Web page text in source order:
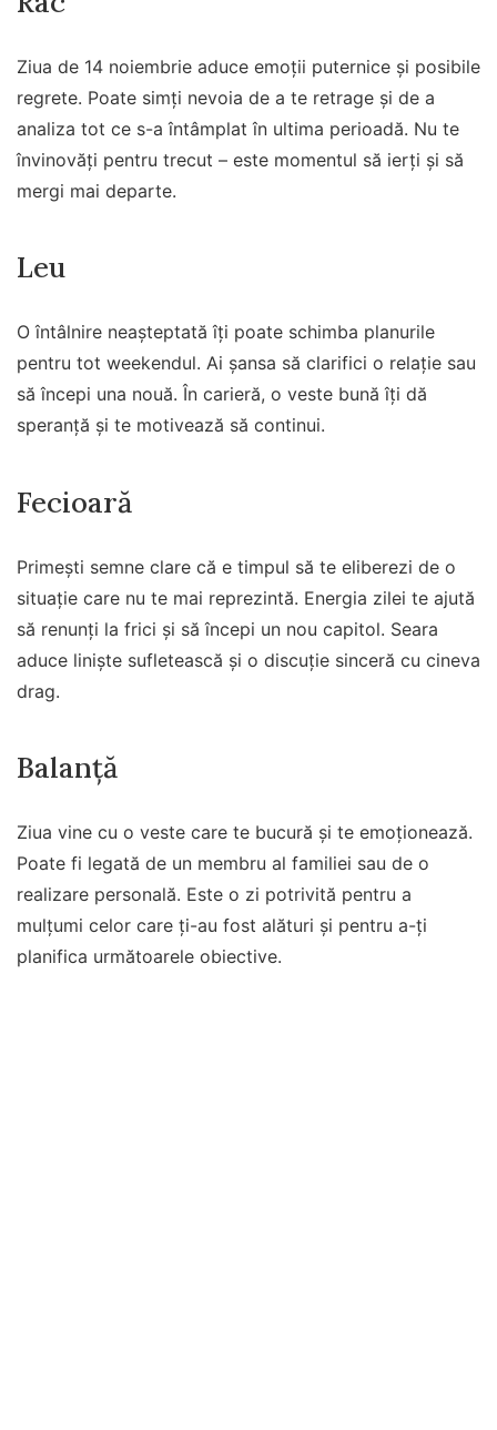
Ziua de 14 noiembrie aduce emoții puternice și posibile
regrete. Poate simți nevoia de a te retrage și de a
analiza tot ce s-a întâmplat în ultima perioadă. Nu te
învinovăți pentru trecut – este momentul să ierți și să
mergi mai departe.
Leu
O întâlnire neașteptată îți poate schimba planurile
pentru tot weekendul. Ai șansa să clarifici o relație sau
să începi una nouă. În carieră, o veste bună îți dă
speranță și te motivează să continui.
Fecioară
Primești semne clare că e timpul să te eliberezi de o
situație care nu te mai reprezintă. Energia zilei te ajută
să renunți la frici și să începi un nou capitol. Seara
aduce liniște sufletească și o discuție sinceră cu cineva
drag.
Balanță
Ziua vine cu o veste care te bucură și te emoționează.
Poate fi legată de un membru al familiei sau de o
realizare personală. Este o zi potrivită pentru a
mulțumi celor care ți-au fost alături și pentru a-ți
planifica următoarele obiective.